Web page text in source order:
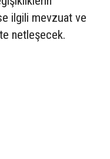
ilgili mevzuat ve
netleşecek.